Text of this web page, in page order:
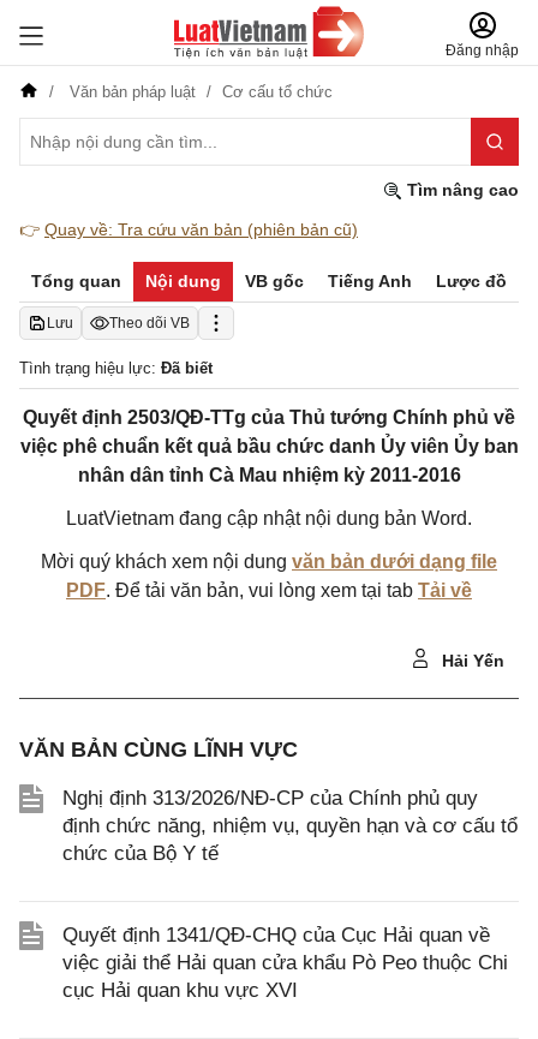
Đăng nhập
Văn bản pháp luật Cơ cấu tổ chức
Tìm nâng cao
👉 Quay về: Tra cứu văn bản (phiên bản cũ)
Tổng quan Nội dung VB gốc Tiếng Anh Lược đồ
Lưu Theo dõi VB
Tình trạng hiệu lực: Đã biết
Quyết định 2503/QĐ-TTg của Thủ tướng Chính phủ về
việc phê chuẩn kết quả bầu chức danh Ủy viên Ủy ban
nhân dân tỉnh Cà Mau nhiệm kỳ 2011-2016
LuatVietnam đang cập nhật nội dung bản Word.
Mời quý khách xem nội dung văn bản dưới dạng file
PDF. Để tải văn bản, vui lòng xem tại tab Tải về
Hải Yến
VĂN BẢN CÙNG LĨNH VỰC
Nghị định 313/2026/NĐ-CP của Chính phủ quy
định chức năng, nhiệm vụ, quyền hạn và cơ cấu tổ
chức của Bộ Y tế
Quyết định 1341/QĐ-CHQ của Cục Hải quan về
việc giải thể Hải quan cửa khẩu Pò Peo thuộc Chi
cục Hải quan khu vực XVI